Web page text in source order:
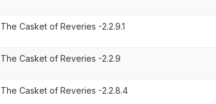
The Casket of Reveries -2.2.9.1
The Casket of Reveries -2.2.9
The Casket of Reveries -2.2.8.4